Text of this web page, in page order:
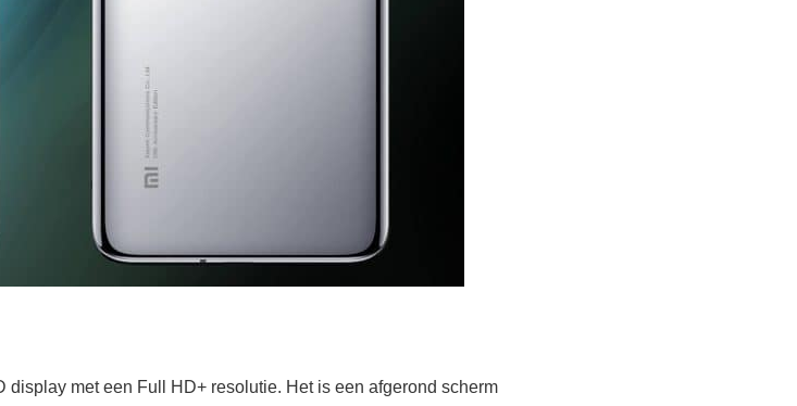
display met een Full HD+ resolutie. Het is een afgerond scherm